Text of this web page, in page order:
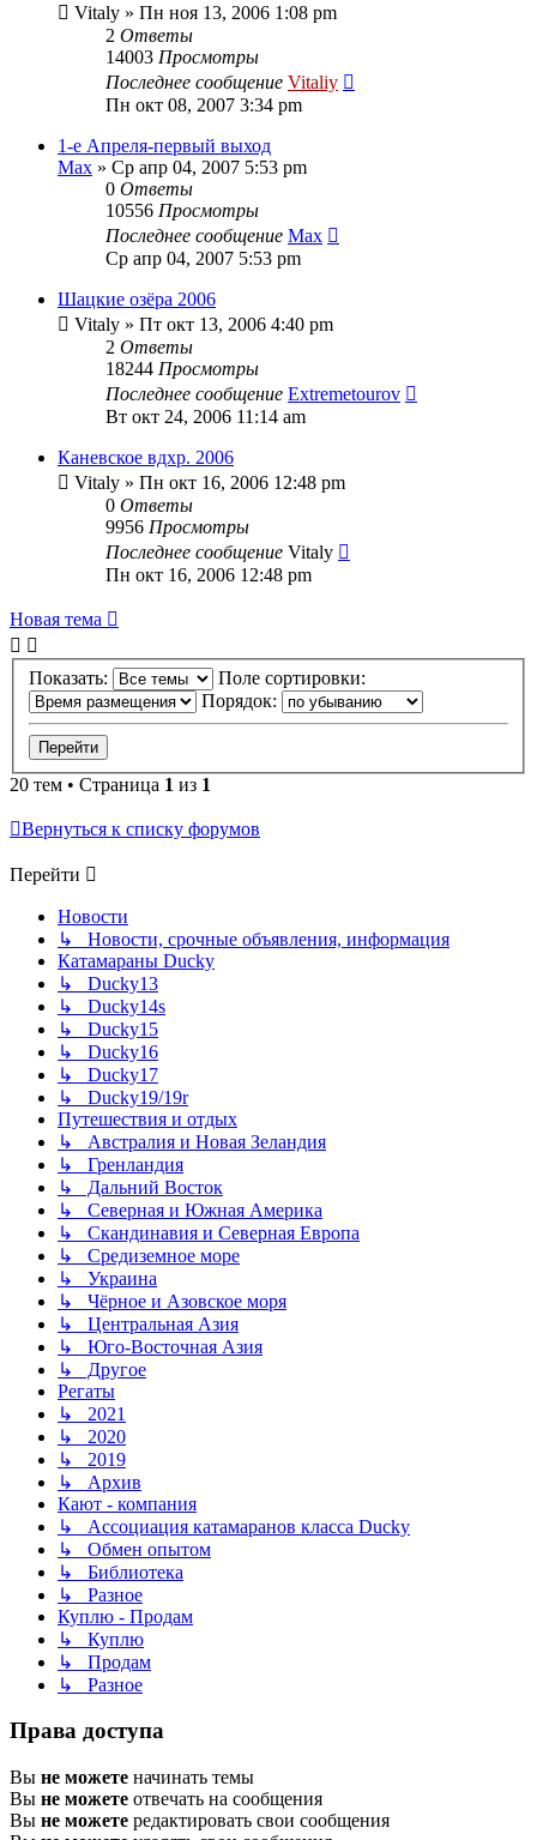
Vitaly » Пн ноя 13, 2006 1:08 pm
2 Ответы
14003 Просмотры
Последнее сообщение Vitaliy
Пн окт 08, 2007 3:34 pm
1-е Апреля-первый выход
Max » Ср апр 04, 2007 5:53 pm
0 Ответы
10556 Просмотры
Последнее сообщение Max
Ср апр 04, 2007 5:53 pm
Шацкие озёра 2006
Vitaly » Пт окт 13, 2006 4:40 pm
2 Ответы
18244 Просмотры
Последнее сообщение Extremetourov
Вт окт 24, 2006 11:14 am
Каневское вдхр. 2006
Vitaly » Пн окт 16, 2006 12:48 pm
0 Ответы
9956 Просмотры
Последнее сообщение Vitaly
Пн окт 16, 2006 12:48 pm
Новая тема
Показать:
Поле сортировки:
Порядок:
20 тем • Страница 1 из 1
Вернуться к списку форумов
Перейти
Новости
↳ Новости, срочные объявления, информация
Катамараны Ducky
↳ Ducky13
↳ Ducky14s
↳ Ducky15
↳ Ducky16
↳ Ducky17
↳ Ducky19/19r
Путешествия и отдых
↳ Австралия и Новая Зеландия
↳ Гренландия
↳ Дальний Восток
↳ Северная и Южная Америка
↳ Скандинавия и Северная Европа
↳ Средиземное море
↳ Украина
↳ Чёрное и Азовское моря
↳ Центральная Азия
↳ Юго-Восточная Азия
↳ Другое
Регаты
↳ 2021
↳ 2020
↳ 2019
↳ Архив
Кают - компания
↳ Ассоциация катамаранов класса Ducky
↳ Обмен опытом
↳ Библиотека
↳ Разное
Куплю - Продам
↳ Куплю
↳ Продам
↳ Разное
Права доступа
Вы не можете начинать темы
Вы не можете отвечать на сообщения
Вы не можете редактировать свои сообщения